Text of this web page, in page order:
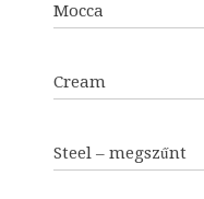
Mocca
Cream
Steel – megszűnt